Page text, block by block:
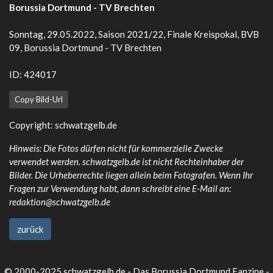
Borussia Dortmund - TV Brechten
Sonntag, 29.05.2022, Saison 2021/22, Finale Kreispokal, BVB
09, Borussia Dortmund - TV Brechten
ID: 424017
Copy Bild-Url
Copyright: schwatzgelb.de
Hinweis: Die Fotos dürfen nicht für kommerzielle Zwecke
verwendet werden. schwatzgelb.de ist nicht Rechteinhaber der
Bilder. Die Urheberrechte liegen allein beim Fotografen. Wenn Ihr
Fragen zur Verwendung habt, dann schreibt eine E-Mail an:
redaktion@schwatzgelb.de
zurück